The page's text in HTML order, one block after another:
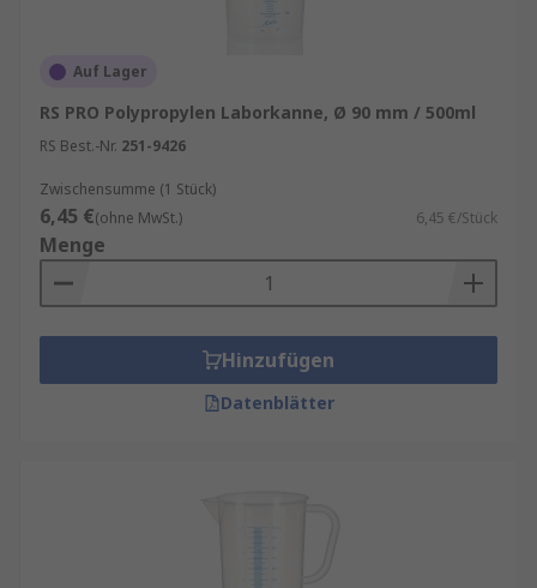
verantwortungsbewusste Anwendungen fördern
und Unternehmen bei der Umsetzung ihrer
Umweltziele unterstützen.
Auf Lager
RS PRO Polypropylen Laborkanne, Ø 90 mm / 500ml
RS Best.-Nr. 251-9426
Zwischensumme (1 Stück)
6,45 €(ohne MwSt.) 6,45 €/Stück
Menge
Hinzufügen
Datenblätter